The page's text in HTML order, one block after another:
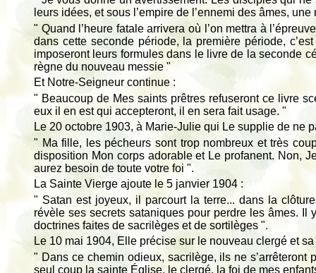
leurs idées, et sous l’empire de l’ennemi des âmes,
" Quand l’heure fatale arrivera où l’on mettra à
dans cette seconde période, la première période,
imposeront leurs formules dans le livre de la seconde
règne du nouveau messie "
Et Notre-Seigneur continue :
" Beaucoup de Mes saints prêtres refuseront ce livre
eux il en est qui accepteront, il en sera fait usage. "
Le 20 octobre 1903, à Marie-Julie qui Le supplie de ne
" Ma fille, les pécheurs sont trop nombreux et très
disposition Mon corps adorable et Le profanent. Non,
aurez besoin de toute votre foi ".
La Sainte Vierge ajoute le 5 janvier 1904 :
" Satan est joyeux, il parcourt la terre... dans la
révèle ses secrets sataniques pour perdre les âmes.
doctrines faites de sacrilèges et de sortilèges ".
Le 10 mai 1904, Elle précise sur le nouveau clergé et
" Dans ce chemin odieux, sacrilège, ils ne s’arrêteront
seul coup la sainte Église, le clergé, la foi de mes